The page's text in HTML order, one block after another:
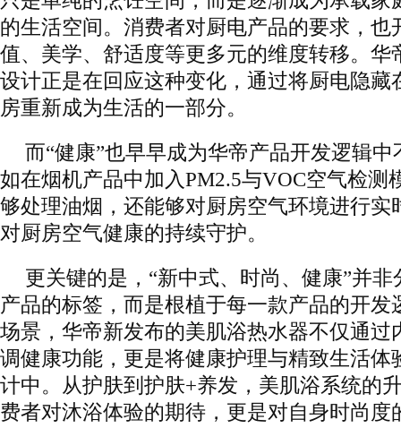
的生活空间。消费者对厨电产品的要求，也
值、美学、舒适度等更多元的维度转移。华
设计正是在回应这种变化，通过将厨电隐藏
房重新成为生活的一部分。
而“健康”也早早成为华帝产品开发逻辑
如在烟机产品中加入PM2.5与VOC空气检测
够处理油烟，还能够对厨房空气环境进行实
对厨房空气健康的持续守护。
更关键的是，“新中式、时尚、健康”并
产品的标签，而是根植于每一款产品的开发
场景，华帝新发布的美肌浴热水器不仅通过
调健康功能，更是将健康护理与精致生活体
计中。从护肤到护肤+养发，美肌浴系统的
费者对沐浴体验的期待，更是对自身时尚度